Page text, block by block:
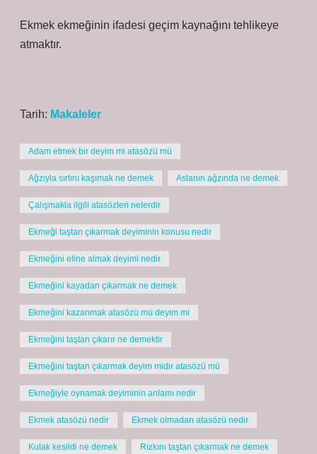
Ekmek ekmeğinin ifadesi geçim kaynağını tehlikeye
atmaktır.
Tarih: Makaleler
Adam etmek bir deyim mi atasözü mü
Ağzıyla sırtını kaşımak ne demek Aslanın ağzında ne demek
Çalışmakla ilgili atasözleri nelerdir
Ekmeği taştan çıkarmak deyiminin konusu nedir
Ekmeğini eline almak deyimi nedir
Ekmeğini kayadan çıkarmak ne demek
Ekmeğini kazanmak atasözü mü deyim mi
Ekmeğini taştan çıkarır ne demektir
Ekmeğini taştan çıkarmak deyim midir atasözü mü
Ekmeğiyle oynamak deyiminin anlamı nedir
Ekmek atasözü nedir Ekmek olmadan atasözü nedir
Kulak kesildi ne demek Rızkını taştan çıkarmak ne demek